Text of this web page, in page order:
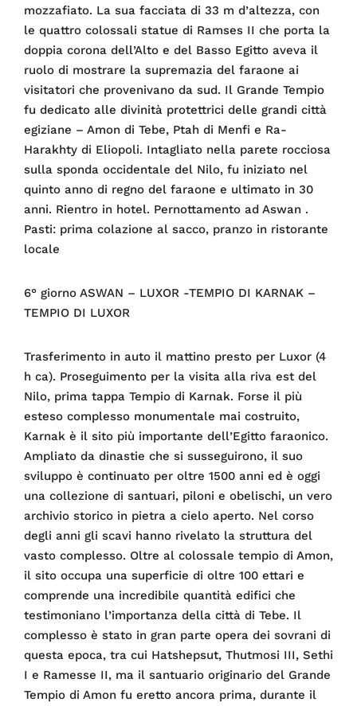
mozzafiato. La sua facciata di 33 m d’altezza, con
le quattro colossali statue di Ramses II che porta la
doppia corona dell’Alto e del Basso Egitto aveva il
ruolo di mostrare la supremazia del faraone ai
visitatori che provenivano da sud. Il Grande Tempio
fu dedicato alle divinità protettrici delle grandi città
egiziane – Amon di Tebe, Ptah di Menfi e Ra-
Harakhty di Eliopoli. Intagliato nella parete rocciosa
sulla sponda occidentale del Nilo, fu iniziato nel
quinto anno di regno del faraone e ultimato in 30
anni. Rientro in hotel. Pernottamento ad Aswan .
Pasti: prima colazione al sacco, pranzo in ristorante
locale
6° giorno ASWAN – LUXOR -TEMPIO DI KARNAK –
TEMPIO DI LUXOR
Trasferimento in auto il mattino presto per Luxor (4
h ca). Proseguimento per la visita alla riva est del
Nilo, prima tappa Tempio di Karnak. Forse il più
esteso complesso monumentale mai costruito,
Karnak è il sito più importante dell’Egitto faraonico.
Ampliato da dinastie che si susseguirono, il suo
sviluppo è continuato per oltre 1500 anni ed è oggi
una collezione di santuari, piloni e obelischi, un vero
archivio storico in pietra a cielo aperto. Nel corso
degli anni gli scavi hanno rivelato la struttura del
vasto complesso. Oltre al colossale tempio di Amon,
il sito occupa una superficie di oltre 100 ettari e
comprende una incredibile quantità edifici che
testimoniano l’importanza della città di Tebe. Il
complesso è stato in gran parte opera dei sovrani di
questa epoca, tra cui Hatshepsut, Thutmosi III, Sethi
I e Ramesse II, ma il santuario originario del Grande
Tempio di Amon fu eretto ancora prima, durante il